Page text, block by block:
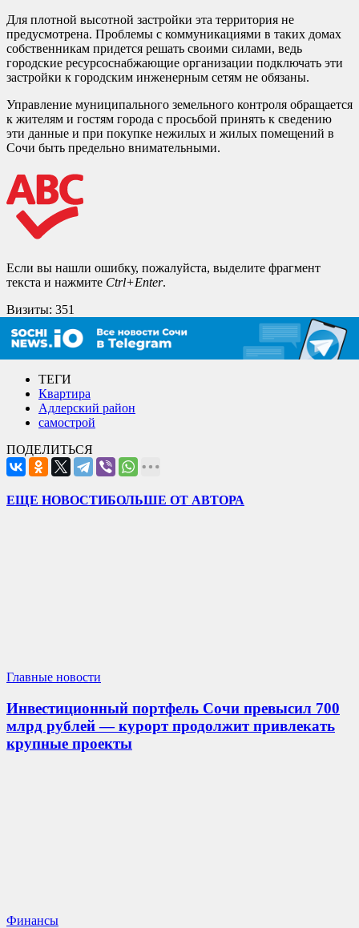
Для плотной высотной застройки эта территория не
предусмотрена. Проблемы с коммуникациями в таких домах
собственникам придется решать своими силами, ведь
городские ресурсоснабжающие организации подключать эти
застройки к городским инженерным сетям не обязаны.
Управление муниципального земельного контроля обращается
к жителям и гостям города с просьбой принять к сведению
эти данные и при покупке нежилых и жилых помещений в
Сочи быть предельно внимательными.
Если вы нашли ошибку, пожалуйста, выделите фрагмент
текста и нажмите Ctrl+Enter.
Визиты: 351
ТЕГИ
Квартира
Адлерский район
самострой
ПОДЕЛИТЬСЯ
ЕЩЕ НОВОСТИБОЛЬШЕ ОТ АВТОРА
Главные новости
Инвестиционный портфель Сочи превысил 700
млрд рублей — курорт продолжит привлекать
крупные проекты
Финансы